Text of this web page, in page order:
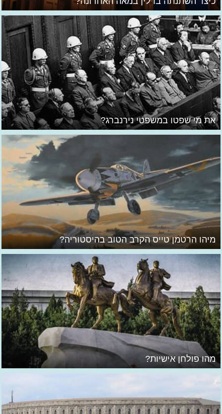
את מי שפטו במשפטי נירנברג?
מיהו הרטמן טייס הקרב הטוב בהיסטוריה?
מהו פולחן אישיות?